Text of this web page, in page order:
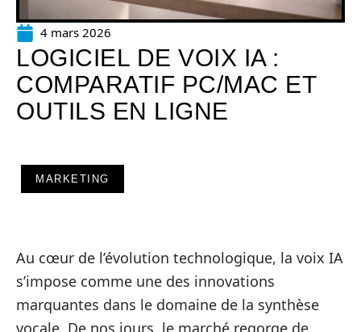
4 mars 2026
LOGICIEL DE VOIX IA :
COMPARATIF PC/MAC ET
OUTILS EN LIGNE
MARKETING
Au cœur de l’évolution technologique, la voix IA
s’impose comme une des innovations
marquantes dans le domaine de la synthèse
vocale. De nos jours, le marché regorge de